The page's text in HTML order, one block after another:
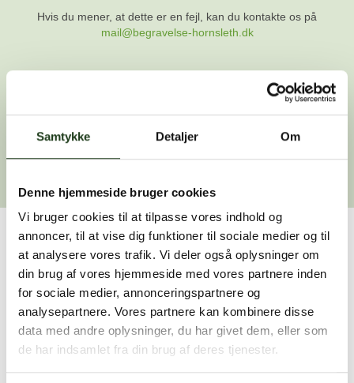
Samtykke Detaljer Om
Denne hjemmeside bruger cookies
Vi bruger cookies til at tilpasse vores indhold og
annoncer, til at vise dig funktioner til sociale medier og til
at analysere vores trafik. Vi deler også oplysninger om
din brug af vores hjemmeside med vores partnere inden
for sociale medier, annonceringspartnere og
analysepartnere. Vores partnere kan kombinere disse
data med andre oplysninger, du har givet dem, eller som
de har indsamlet fra din brug af deres tjenester.
Hvis du mener, at dette er en fejl, kan du kontakte os på
mail@begravelse-hornsleth.dk
Gå tilbage
Har du brug for hjælp?
Vi er her for at hjælpe dig. Du er velkommen til at kontakte
os, hvis du har spørgsmål eller brug for assistance.
59 45 10 14
Find nærmeste afdeling